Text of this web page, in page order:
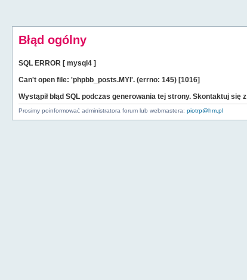
Błąd ogólny
SQL ERROR [ mysql4 ]
Can't open file: 'phpbb_posts.MYI'. (errno: 145) [1016]
Wystąpił błąd SQL podczas generowania tej strony. Skontaktuj się z
Prosimy poinformować administratora forum lub webmastera: piotrp@hm.pl